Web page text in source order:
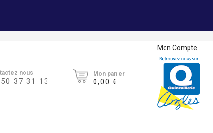
Mon Compte
nous
37 31 13
Mon panier
0,00 €